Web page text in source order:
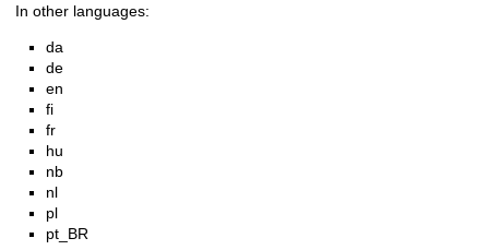
In other languages:
da
de
en
fi
fr
hu
nb
nl
pl
pt_BR